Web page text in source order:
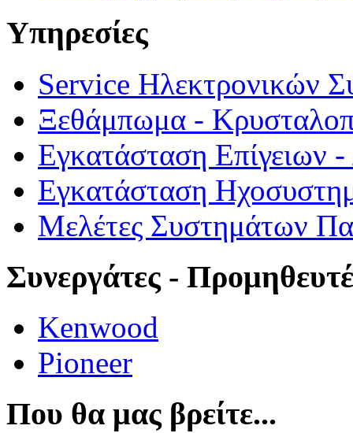
Υπηρεσίες
Service Ηλεκτρονικών
Ξεθάμπωμα -
Εγκατάσταση Επίγειων
Εγκατάσταση
Μελέτες Συστημάτων
Συνεργάτες -
Kenwood
Pioneer
Που θα μας βρείτε...